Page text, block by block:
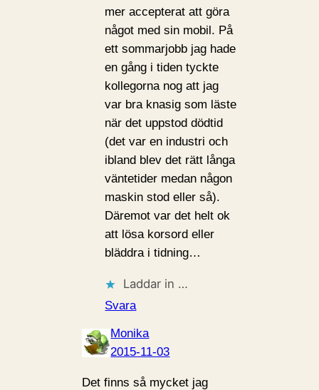
mer accepterat att göra
något med sin mobil. På
ett sommarjobb jag hade
en gång i tiden tyckte
kollegorna nog att jag
var bra knasig som läste
när det uppstod dödtid
(det var en industri och
ibland blev det rätt långa
väntetider medan någon
maskin stod eller så).
Däremot var det helt ok
att lösa korsord eller
bläddra i tidning…
Laddar in …
Svara
Monika
2015-11-03
Det finns så mycket jag